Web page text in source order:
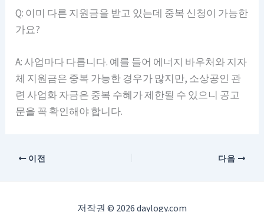
Q: 이미 다른 지원금을 받고 있는데 중복 신청이 가능한
가요?
A: 사업마다 다릅니다. 예를 들어 에너지 바우처와 지자
체 지원금은 중복 가능한 경우가 많지만, 소상공인 관
련 사업화 자금은 중복 수혜가 제한될 수 있으니 공고
문을 꼭 확인해야 합니다.
이전 다음
저작권 © 2026 daylogy.com